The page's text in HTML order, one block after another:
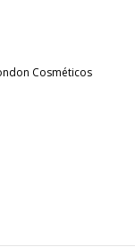
Cosméticos